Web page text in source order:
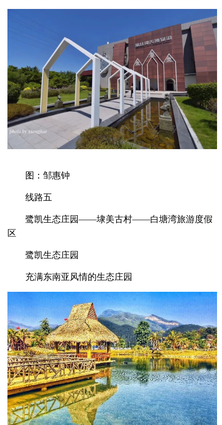
图：邹惠钟
线路五
鹭凯生态庄园——埭美古村——白塘湾旅游度假
区
鹭凯生态庄园
充满东南亚风情的生态庄园